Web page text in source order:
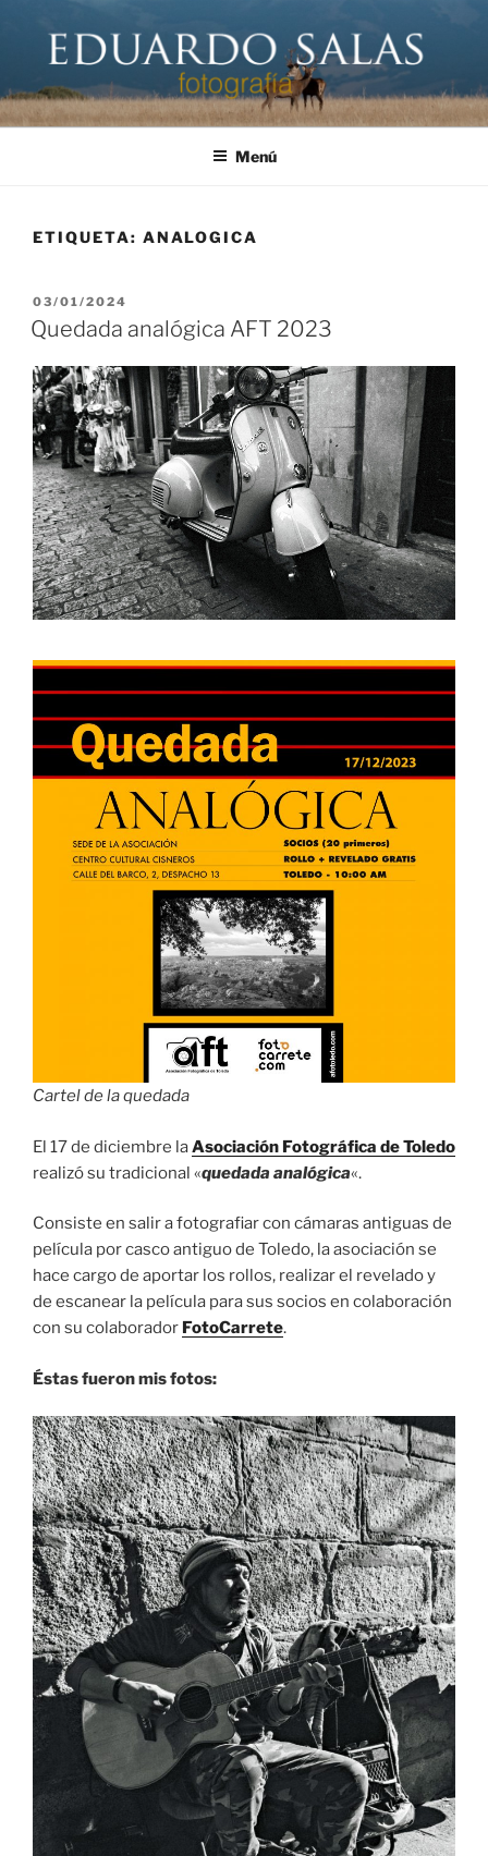
contenido
EDUARDO SALAS FOTÓGRAFO
Página personal del fotógrafo Eduardo Salas
Menú
ETIQUETA: ANALOGICA
PUBLICADO
EL
03/01/2024
Quedada analógica AFT 2023
Cartel de la quedada
El 17 de diciembre laAsociación Fotográfica de Toledo
realizó su tradicional «quedada analógica«.
Consiste en salir a fotografiar con cámaras antiguas de
película por casco antiguo de Toledo, la asociación se
hace cargo de aportar los rollos, realizar el revelado y
de escanear la película para sus socios en colaboración
con su colaborador FotoCarrete.
Éstas fueron mis fotos: